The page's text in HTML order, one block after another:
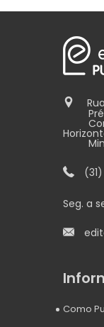
Minas
Seg. a
Como